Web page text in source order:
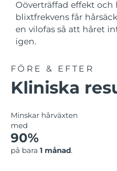
Oöverträffad effekt och
blixtfrekvens får
en vilofas så att håret
igen.
FÖRE & EFTER
Kliniska
Minskar hårväxten
med
90%
på bara 1 månad.
For healthy hair
18% PAP
Kosmetika
Handla allt
FOREO APP
OM FOREO
Israel
Italien
Jersey
Kuwait
Lettland